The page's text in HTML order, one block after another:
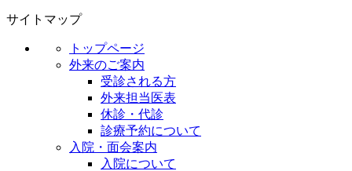
サイトマップ
トップページ
外来のご案内
受診される方
外来担当医表
休診・代診
診療予約について
入院・面会案内
入院について